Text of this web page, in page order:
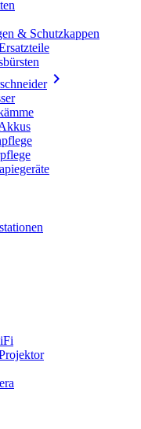
& Schutzkappen
